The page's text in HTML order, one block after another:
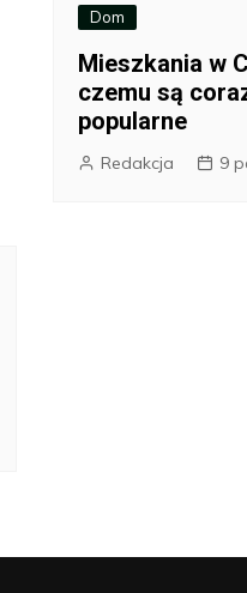
Dom
Mieszkania w
czemu są
popularne
Redakcja 9